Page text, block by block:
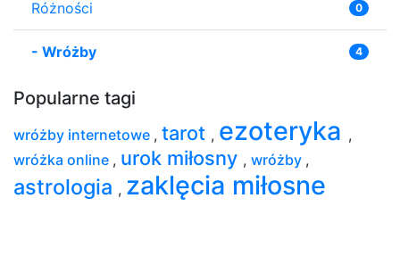
Różności 0
- Wróżby 4
Popularne tagi
wróżby internetowe , tarot , ezoteryka ,
wróżka online , urok miłosny , wróżby ,
astrologia , zaklęcia miłosne